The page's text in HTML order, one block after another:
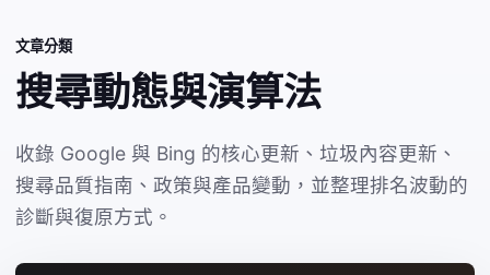
文章分類
搜尋動態與演算法
收錄 Google 與 Bing 的核心更新、垃圾內容更新、
搜尋品質指南、政策與產品變動，並整理排名波動的
診斷與復原方式。